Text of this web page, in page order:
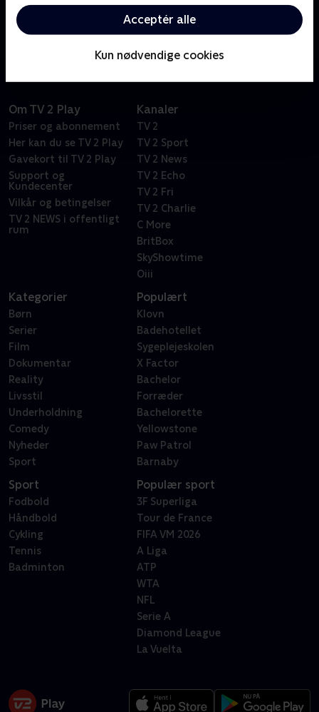
Acceptér alle
Kun nødvendige cookies
magiske evner, er de små Charmers stadig ved at
lære at styre deres tryllekræfter. Resultaterne er
både skøre og virkelig sjove.
Om TV 2 Play
Priser og abonnement
Her kan du se TV 2 Play
Gavekort til TV 2 Play
Support og
Kundecenter
Vilkår og betingelser
TV 2 NEWS i offentligt
rum
Kanaler
TV 2
TV 2 Sport
TV 2 News
TV 2 Echo
TV 2 Fri
TV 2 Charlie
C More
BritBox
SkyShowtime
Oiii
Kategorier
Børn
Serier
Film
Dokumentar
Reality
Livsstil
Underholdning
Comedy
Nyheder
Sport
Populært
Klovn
Badehotellet
Sygeplejeskolen
X Factor
Bachelor
Forræder
Bachelorette
Yellowstone
Paw Patrol
Barnaby
Sport
Fodbold
Håndbold
Cykling
Tennis
Badminton
Populær sport
3F Superliga
Tour de France
FIFA VM 2026
A Liga
ATP
WTA
NFL
Serie A
Diamond League
La Vuelta